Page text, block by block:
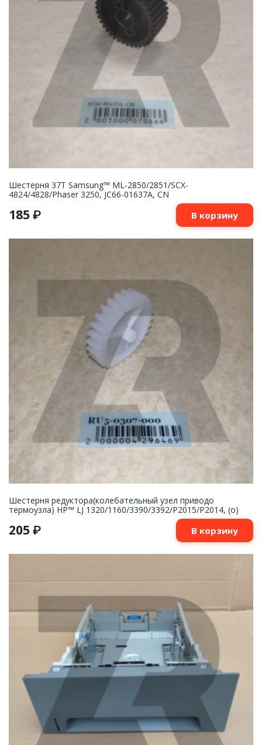
Шестерня 37T Samsung™ ML-2850/2851/SCX-
4824/4828/Phaser 3250, JC66-01637A, CN
185 ₽ В корзину
Шестерня редуктора(колебательный узел приводо
термоузла) HP™ LJ 1320/1160/3390/3392/P2015/P2014, (о)
205 ₽ В корзину